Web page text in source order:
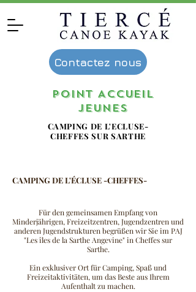
Contactez nous
POINT ACCUEIL
JEUNES
CAMPING DE L'ECLUSE-
CHEFFES SUR SARTHE
CAMPING DE L'ÉCLUSE -CHEFFES-
Für den gemeinsamen Empfang von
Minderjährigen, Freizeitzentren, Jugendzentren und
anderen Jugendstrukturen begrüßen wir Sie im PAJ
"Les îles de la Sarthe Angevine" in Cheffes sur
Sarthe.
Ein exklusiver Ort für Camping, Spaß und
Freizeitaktivitäten, um das Beste aus Ihrem
Aufenthalt zu machen.